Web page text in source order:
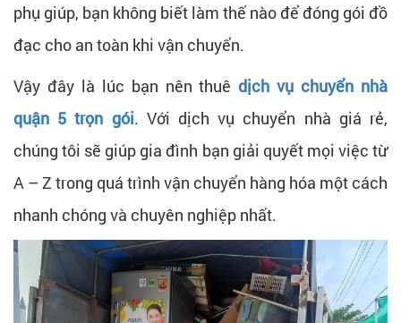
phụ giúp, bạn không biết làm thế nào để đóng gói đồ
đạc cho an toàn khi vận chuyển.
Vậy đây là lúc bạn nên thuêdịch vụ chuyển nhà
quận 5 trọn gói. Với dịch vụ chuyển nhà giá rẻ,
chúng tôi sẽ giúp gia đình bạn giải quyết mọi việc từ
A – Z trong quá trình vận chuyển hàng hóa một cách
nhanh chóng và chuyên nghiệp nhất.